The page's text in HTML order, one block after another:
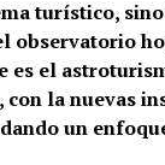
turístico,
observatorio
es el
con la nuevas
un